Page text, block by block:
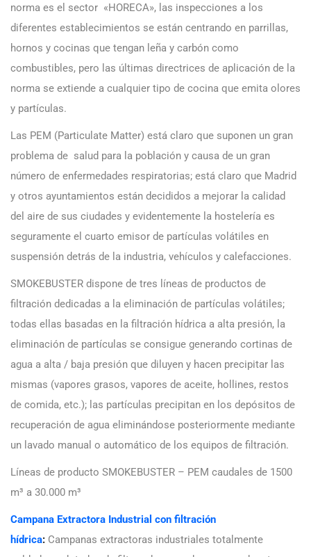
norma es el sector «HORECA», las inspecciones a los
diferentes establecimientos se están centrando en parrillas,
hornos y cocinas que tengan leña y carbón como
combustibles, pero las últimas directrices de aplicación de la
norma se extiende a cualquier tipo de cocina que emita olores
y partículas.
Las PEM (Particulate Matter) está claro que suponen un gran
problema de salud para la población y causa de un gran
número de enfermedades respiratorias; está claro que Madrid
y otros ayuntamientos están decididos a mejorar la calidad
del aire de sus ciudades y evidentemente la hostelería es
seguramente el cuarto emisor de partículas volátiles en
suspensión detrás de la industria, vehículos y calefacciones.
SMOKEBUSTER dispone de tres líneas de productos de
filtración dedicadas a la eliminación de partículas volátiles;
todas ellas basadas en la filtración hídrica a alta presión, la
eliminación de partículas se consigue generando cortinas de
agua a alta / baja presión que diluyen y hacen precipitar las
mismas (vapores grasos, vapores de aceite, hollines, restos
de comida, etc.); las partículas precipitan en los depósitos de
recuperación de agua eliminándose posteriormente mediante
un lavado manual o automático de los equipos de filtración.
Líneas de producto SMOKEBUSTER – PEM caudales de 1500
m³ a 30.000 m³
Campana Extractora Industrial con filtración
hídrica: Campanas extractoras industriales totalmente